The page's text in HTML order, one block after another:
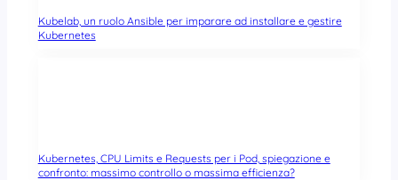
Kubelab, un ruolo Ansible per imparare ad installare e gestire
Kubernetes
Kubernetes, CPU Limits e Requests per i Pod, spiegazione e
confronto: massimo controllo o massima efficienza?